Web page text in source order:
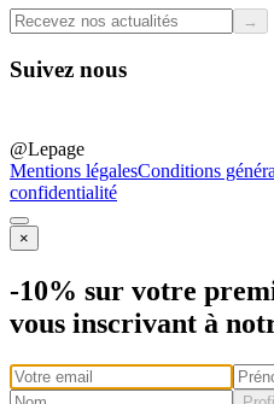
→
Suivez nous
@Lepage
Mentions légalesConditions
confidentialité
×
-10% sur votre
vous inscrivant à